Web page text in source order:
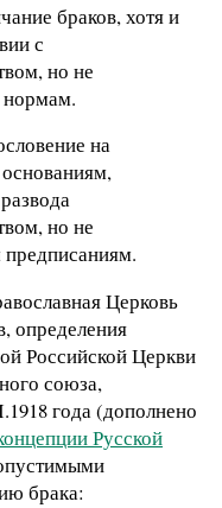
браков, хотя и
с
но не
нормам.
на
но не
Церковь
определения
Российской Церкви
союза,
года (дополнено
Русской
брака: